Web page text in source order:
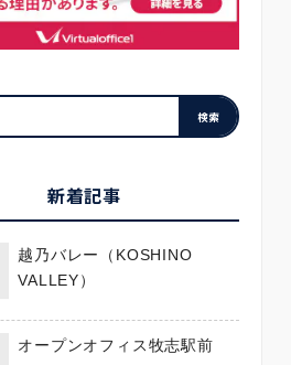
新着記事
越乃バレー（KOSHINO
VALLEY）
オープンオフィス牧志駅前